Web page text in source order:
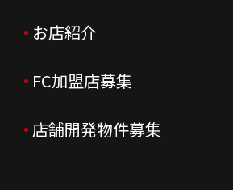
会社概要
会社沿革
企業理念
ニュースリリース
月次売上
決算資料
採用情報TOP
新卒採用
中途採用
お店紹介
店舗を探す・予約する
よくあるご質問
FC加盟店募集
FC加盟店募集TOP
店舗開発物件募集